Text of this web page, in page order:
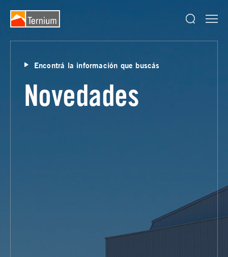
Encontrá la información que buscás
Novedades